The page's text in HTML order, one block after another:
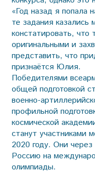
«Год назад я попала
те задания казались
констатировать,
оригинальными и
представить, что
признаётся Юлия.
Победителями
общей подготовкой
военно-
профильной
космической
станут участниками
2020 году. Они
Россию на
олимпиады.